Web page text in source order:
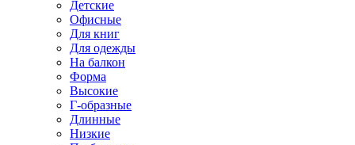
Детские
Офисные
Для книг
Для одежды
На балкон
Форма
Высокие
Г-образные
Длинные
Низкие